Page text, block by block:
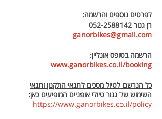
לפרטים נוספים והרשמה:
רן גנור 052-2588142
ganorbikes@gmail.com
הרשמה בטופס אונליין:
www.ganorbikes.co.il/booking
כל הנרשם לטיול מסכים לתנאי התקנון ותנאי
השימוש של גנור טיולי אופניים המופיעים כאן:
https://www.ganorbikes.co.il/policy